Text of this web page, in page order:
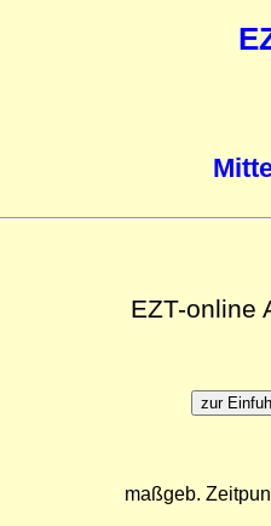
EZT-online
maßgeb.